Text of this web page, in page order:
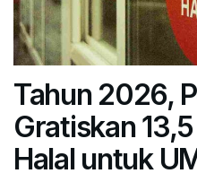
Tahun 2026,
Gratiskan
Halal untuk